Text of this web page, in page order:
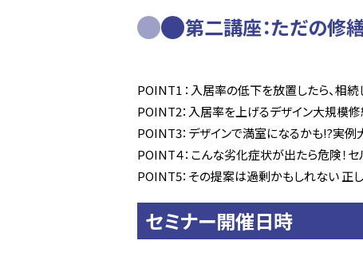
第二講座：ただの修
POINT1 ：入居率の低下を放置したら、相続
POINT2：入居率を上げるデザイン大規模
POINT3：デザインで満室になるかも⁉実例
POINT４：こんな劣化症状が出たら危険！セ
POINT5：その提案は過剰かもしれない 正
セミナー開催日時